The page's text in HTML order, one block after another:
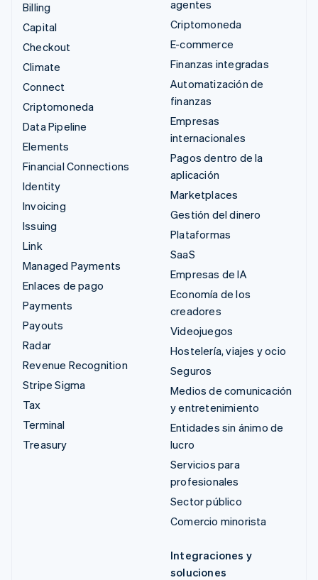
Billing
Capital
Checkout
Climate
Connect
Criptomoneda
Data Pipeline
Elements
Financial Connections
Identity
Invoicing
Issuing
Link
Managed Payments
Enlaces de pago
Payments
Payouts
Radar
Revenue Recognition
Stripe Sigma
Tax
Terminal
Treasury
agentes
Criptomoneda
E-commerce
Finanzas integradas
Automatización de
finanzas
Empresas
internacionales
Pagos dentro de la
aplicación
Marketplaces
Gestión del dinero
Plataformas
SaaS
Empresas de IA
Economía de los
creadores
Videojuegos
Hostelería, viajes y ocio
Seguros
Medios de comunicación
y entretenimiento
Entidades sin ánimo de
lucro
Servicios para
profesionales
Sector público
Comercio minorista
Integraciones y
soluciones